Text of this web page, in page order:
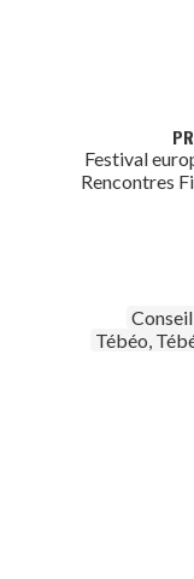
Festival
Rencontres
Tébéo,